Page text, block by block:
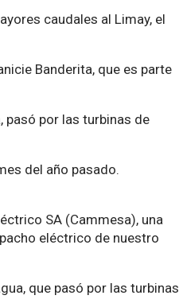
caudales al Limay, el
Banderita, que es parte
pasó por las turbinas de
del año pasado.
SA (Cammesa), una
eléctrico de nuestro
que pasó por las turbinas